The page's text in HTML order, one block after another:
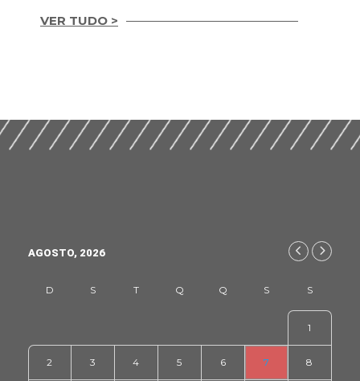
VER TUDO >
AGOSTO, 2026
1
2 3 4 5 6 7 8